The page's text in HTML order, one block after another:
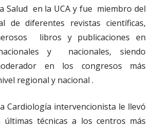
Salud en la UCA y fue miembro del
de diferentes revistas científicas,
libros y publicaciones en
y nacionales, siendo
en los congresos más
regional y nacional .
Cardiología intervencionista le llevó
técnicas a los centros más